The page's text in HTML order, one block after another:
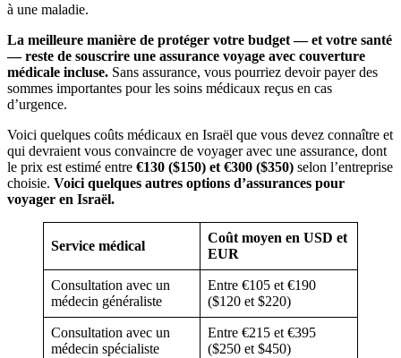
à une maladie.
La meilleure manière de protéger votre budget — et votre santé
— reste de souscrire une assurance voyage avec couverture
médicale incluse. Sans assurance, vous pourriez devoir payer des
sommes importantes pour les soins médicaux reçus en cas
d’urgence.
Voici quelques coûts médicaux en Israël que vous devez connaître et
qui devraient vous convaincre de voyager avec une assurance, dont
le prix est estimé entre €130 ($150) et €300 ($350) selon l’entreprise
choisie. Voici quelques autres options d’assurances pour
voyager en Israël.
Service médical
Coût moyen en USD et
EUR
Consultation avec un
médecin généraliste
Entre €105 et €190
($120 et $220)
Consultation avec un
médecin spécialiste
Entre €215 et €395
($250 et $450)